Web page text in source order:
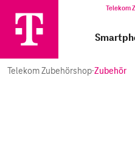
Telekom
Telekom Zubehörshop·Zubehör